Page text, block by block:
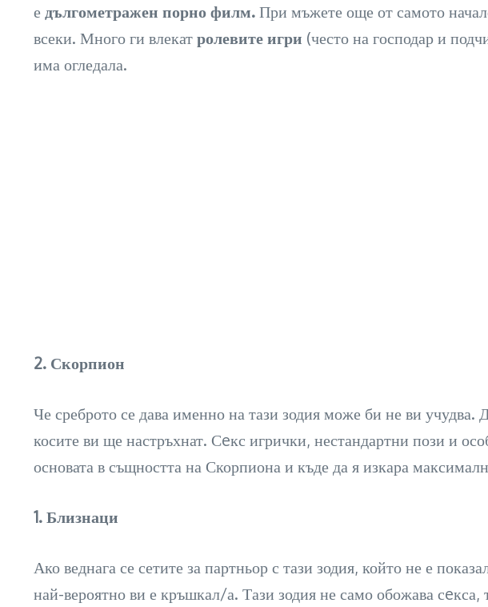
е дългометражен порно филм.При мъжете още от самото
всеки. Много ги влекатролевите игри (често на господар и
има огледала.
2. Скорпион
Че среброто се дава именно на тази зодия може би не ви
косите ви ще настръхнат. Сeкс игрички, нестандартни пози и
основата в същността на Скорпиона и къде да я изкара
1. Близнаци
Ако веднага се сетите за партньор с тази зодия, който не е
най-вероятно ви е кръшкал/а. Тази зодия не само обожава сeкса,